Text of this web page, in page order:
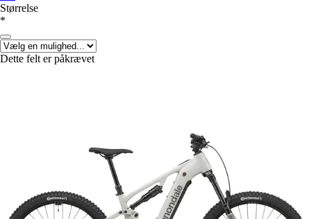
Størrelse
*
Dette felt er påkrævet